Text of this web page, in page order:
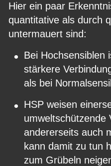
Hier ein paar
quantitative als durch
untermauert sind:
• Bei Hochsensiblen
stärkere
als bei
• HSP weisen
umweltschützende
andererseits auch
kann damit zu tun
zum Grübeln